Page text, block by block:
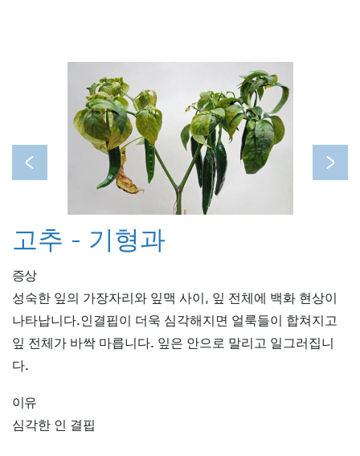
Previous Next
고추 - 기형과
증상
성숙한 잎의 가장자리와 잎맥 사이, 잎 전체에 백화 현상이
나타납니다.인결핍이 더욱 심각해지면 얼룩들이 합쳐지고
잎 전체가 바싹 마릅니다. 잎은 안으로 말리고 일그러집니
다.
이유
심각한 인 결핍